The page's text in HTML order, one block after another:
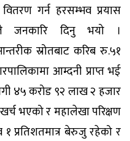
गर्न हरसम्भव प्रयास
जनकारि दिनु भयो ।
स्रोतबाट करिब रु.५१
आम्दनी प्राप्त भई
४५ करोड ९२ लाख २ हजार
भएको र महालेखा परिक्षण
१ प्रतिशतमात्र बेरुजु रहेको र